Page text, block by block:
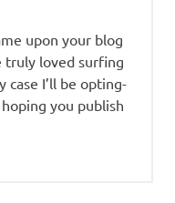
upon your blog
truly loved surfing
case I’ll be opting-
you publish